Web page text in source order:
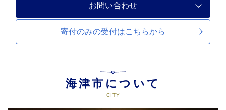
お問い合わせ
寄付のみの受付はこちらから
海津市について